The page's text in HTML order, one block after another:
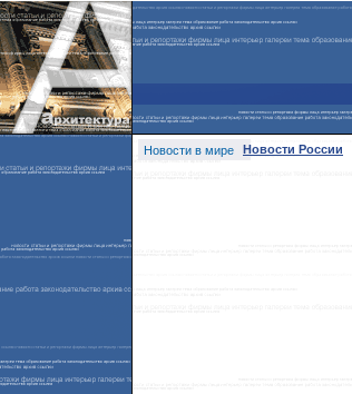
Новости в мире Новости России